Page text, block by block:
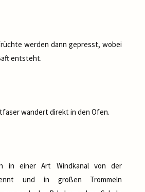
werden dann gepresst, wobei
entsteht.
wandert direkt in den Ofen.
in einer Art Windkanal von der
und in großen Trommeln